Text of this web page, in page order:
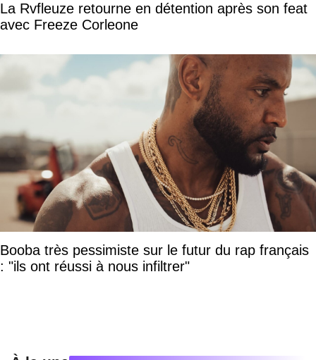
La Rvfleuze retourne en détention après son feat
avec Freeze Corleone
Booba très pessimiste sur le futur du rap français
: "ils ont réussi à nous infiltrer"